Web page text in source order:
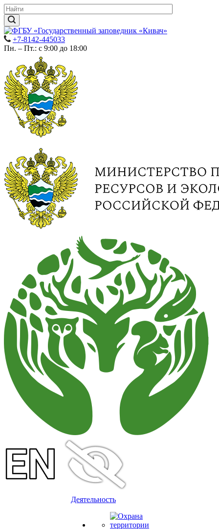
+7-8142-445033
Пн. – Пт.: с 9:00 до 18:00
Деятельность